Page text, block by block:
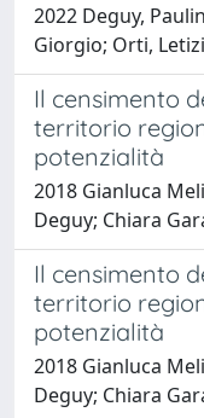
2022 Deguy,
Giorgio; Orti,
Il censimento
territorio
potenzialità
2018 Gianluca
Deguy; Chiara
Il censimento
territorio
potenzialità
2018 Gianluca
Deguy; Chiara